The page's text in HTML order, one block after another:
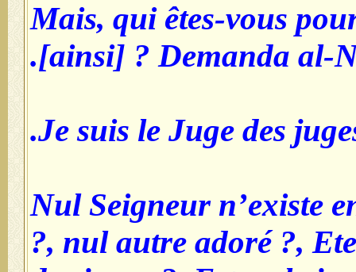
- Mais, qui êtes-vous
[ainsi] ? Demanda al-
- Nul Seigneur n’existe
?, nul autre adoré ?,